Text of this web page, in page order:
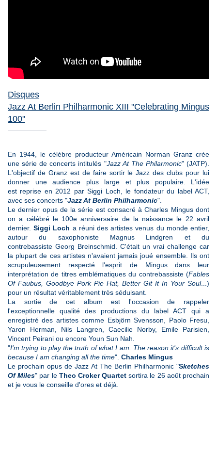
Disques
Jazz At Berlin Philharmonic XIII "Celebrating Mingus
100"
En 1944, le célèbre producteur Américain Norman Granz crée
une série de concerts intitulés "Jazz At The Philarmonic" (JATP).
L'objectif de Granz est de faire sortir le Jazz des clubs pour lui
donner une audience plus large et plus populaire. L'idée
est reprise en 2012 par Siggi Loch, le fondateur du label ACT,
avec ses concerts "Jazz At Berlin Philharmonic".
Le dernier opus de la série est consacré à Charles Mingus dont
on a célébré le 100e anniversaire de la naissance le 22 avril
dernier.Siggi Loch a réuni des artistes venus du monde entier,
autour du saxophoniste Magnus Lindgren et du
contrebassiste Georg Breinschmid. C'était un vrai challenge car
la plupart de ces artistes n'avaient jamais joué ensemble. Ils ont
scrupuleusement respecté l'esprit de Mingus dans leur
interprétation de titres emblématiques du contrebassiste (Fables
Of Faubus, Goodbye Pork Pie Hat, Better Git It In Your Soul...)
pour un résultat véritablement très séduisant.
La sortie de cet album est l'occasion de rappeler
l'exceptionnelle qualité des productions du label ACT qui a
enregistré des artistes comme Esbjörn Svensson, Paolo Fresu,
Yaron Herman, Nils Langren, Caecilie Norby, Emile Parisien,
Vincent Peirani ou encore Youn Sun Nah.
"I'm trying to play the truth of what I am. The reason it's difficult is
because I am changing all the time". Charles Mingus
Le prochain opus de Jazz At The Berlin Philharmonic "Sketches
Of Miles" par le Theo Croker Quartet sortira le 26 août prochain
et je vous le conseille d'ores et déjà.